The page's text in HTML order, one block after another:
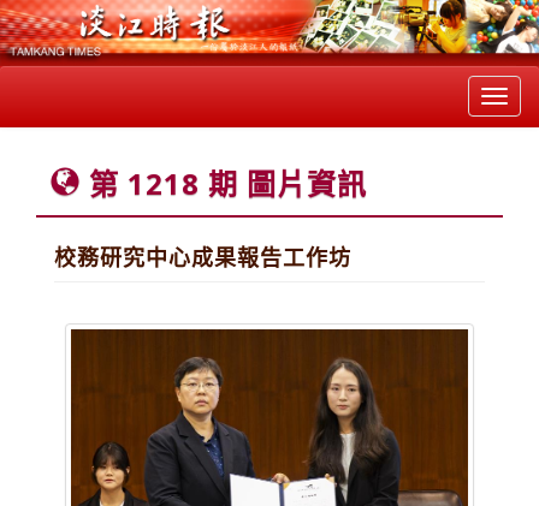
第 1218 期 圖片資訊
校務研究中心成果報告工作坊